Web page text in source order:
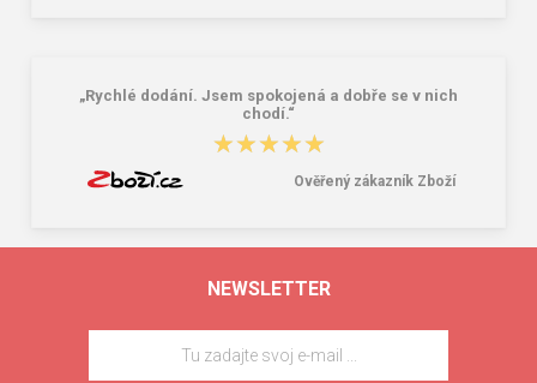
„Rychlé dodání. Jsem spokojená a dobře se v nich
chodí.“
★★★★★
★★★★★
Ověřený zákazník Zboží
NEWSLETTER